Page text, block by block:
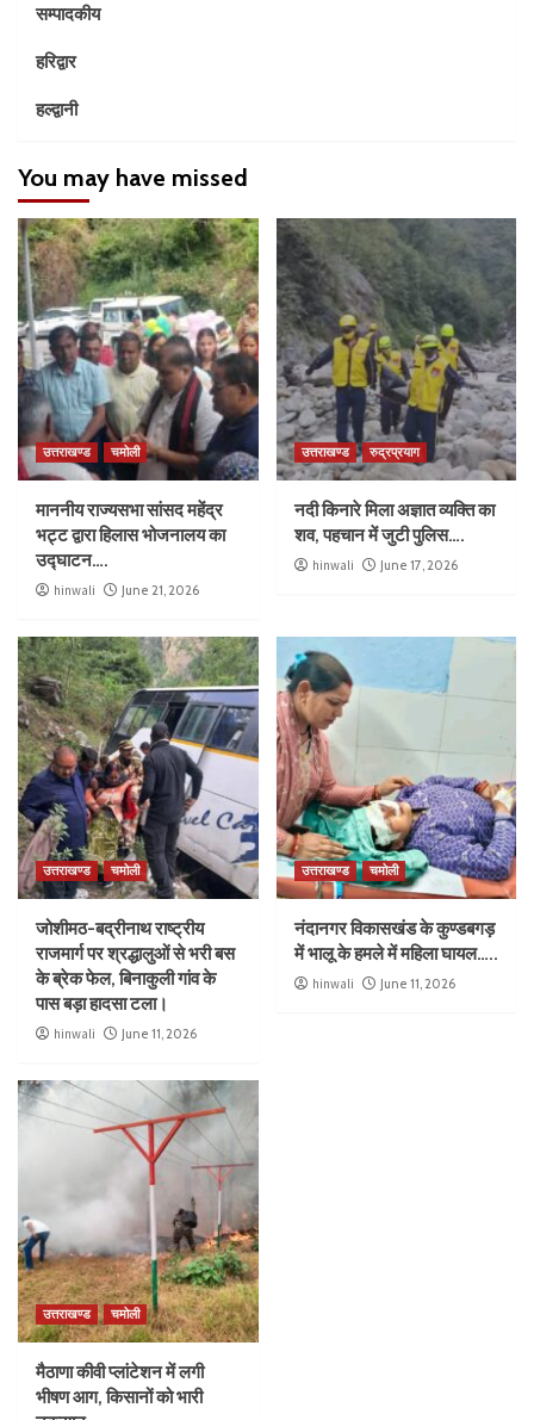
सम्पादकीय
हरिद्वार
हल्द्वानी
You may have missed
उत्तराखण्ड चमोली
माननीय राज्यसभा सांसद महेंद्र
भट्ट द्वारा हिलास भोजनालय का
उद्घाटन….
hinwali June 21, 2026
उत्तराखण्ड रुद्रप्रयाग
नदी किनारे मिला अज्ञात व्यक्ति का
शव, पहचान में जुटी पुलिस….
hinwali June 17, 2026
उत्तराखण्ड चमोली
जोशीमठ-बद्रीनाथ राष्ट्रीय
राजमार्ग पर श्रद्धालुओं से भरी बस
के ब्रेक फेल, बिनाकुली गांव के
पास बड़ा हादसा टला।
hinwali June 11, 2026
उत्तराखण्ड चमोली
नंदानगर विकासखंड के कुण्डबगड़
में भालू के हमले में महिला घायल…..
hinwali June 11, 2026
उत्तराखण्ड चमोली
मैठाणा कीवी प्लांटेशन में लगी
भीषण आग, किसानों को भारी